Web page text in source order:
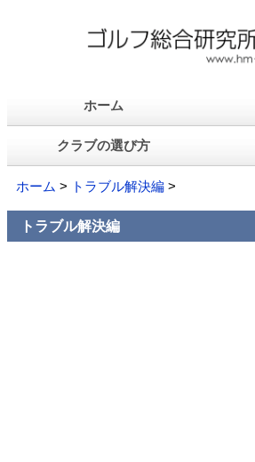
ホーム
クラブの選び方
ホーム > トラブル解決編 >
トラブル解決編